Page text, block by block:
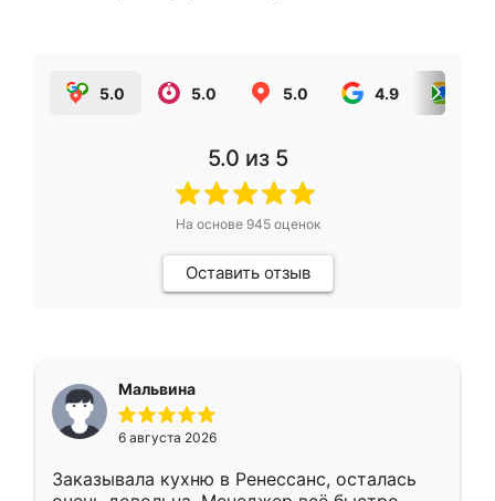
5.0 5.0 5.0 4.9
5.0 из 5
На основе 945оценок
Оставить отзыв
Мальвина
6 августа 2026
Заказывала кухню в Ренессанс, осталась